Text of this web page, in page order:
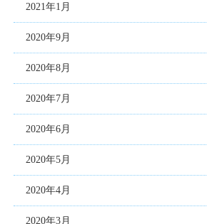
2021年1月
2020年9月
2020年8月
2020年7月
2020年6月
2020年5月
2020年4月
2020年3月